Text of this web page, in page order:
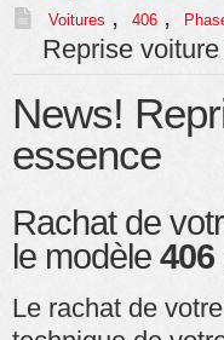
Voitures , 406 ,
Reprise
News!
essence
Rachat de
le modèle 406
Le rachat de